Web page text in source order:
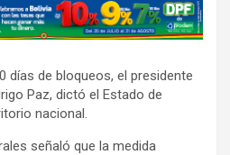
días de bloqueos, el presidente
Paz, dictó el Estado de
nacional.
señaló que la medida